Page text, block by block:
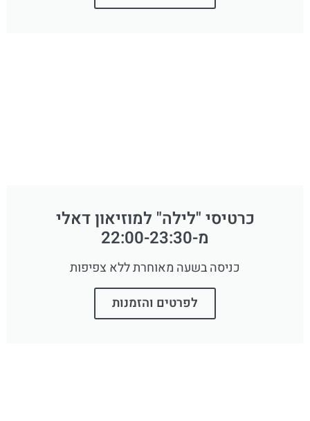
כרטיסי "לילה" למוזיאון דאלי
מ-22:00-23:30
כניסה בשעה מאוחרת ללא צפיפות
לפרטים והזמנות